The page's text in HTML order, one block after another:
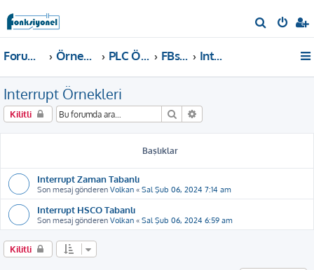
r
Forum ana sayfa Örnekler ve Dokümanlar PLC Örnekleri FBs, B1, B1z, HB1 PLC Interrupt Örnekleri
Interrupt Örnekleri
Kilitli Ara
Başlıklar
Interrupt Zaman Tabanlı
Son mesaj gönderen Volkan « Sal Şub 06, 2024 7:14 am
Interrupt HSCO Tabanlı
Son mesaj gönderen Volkan « Sal Şub 06, 2024 6:59 am
Kilitli